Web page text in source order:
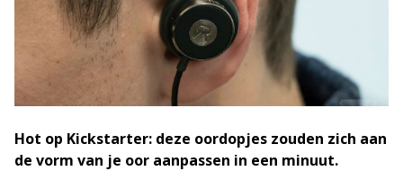
Hot op Kickstarter: deze oordopjes zouden zich aan
de vorm van je oor aanpassen in een minuut.